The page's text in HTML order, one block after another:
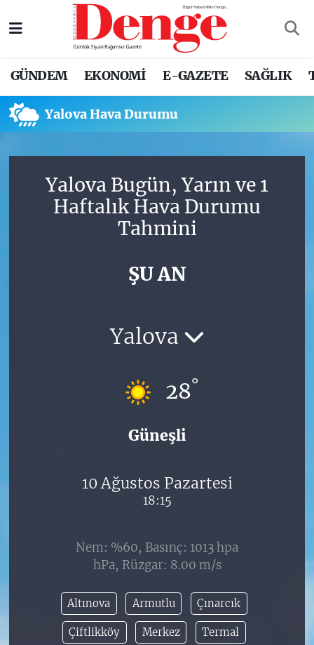
GÜNDEM EKONOMİ E-GAZETE SAĞLIK
Yalova Hava Durumu
Yalova Bugün, Yarın ve 1
Haftalık Hava Durumu
Tahmini
ŞU AN
Yalova
28°
Güneşli
10 Ağustos Pazartesi
18:15
Nem: %60, Basınç: 1013 hpa
hPa, Rüzgar: 8.00 m/s
Altınova Armutlu Çınarcık
Çiftlikköy Merkez Termal
Nöbetçi Eczaneler
Trafik Durumu
Süper Lig Puan Durumu ve Fikstür
Tüm Manşetler
Son Dakika Haberleri